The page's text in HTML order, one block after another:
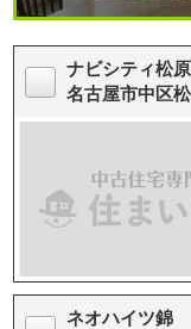
ナビシティ松
名古屋市中区
ネオハイツ錦